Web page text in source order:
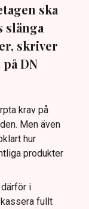
ska
slänga
skriver
DN
krav på
Men även
hur
produkter
i
fullt